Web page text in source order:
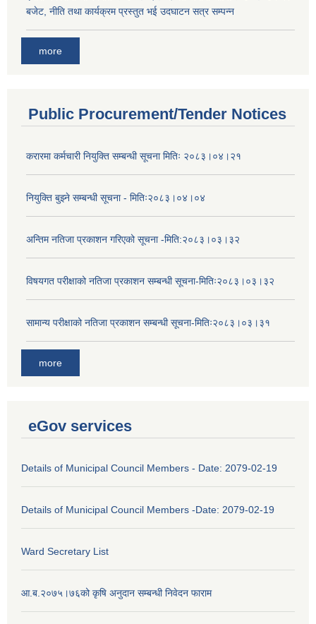
बजेट, नीति तथा कार्यक्रम प्रस्तुत भई उदघाटन सत्र सम्पन्न
more
Public Procurement/Tender Notices
करारमा कर्मचारी नियुक्ति सम्बन्धी सूचना मितिः २०८३।०४।२१
नियुक्ति बुझ्ने सम्बन्धी सूचना - मितिः२०८३।०४।०४
अन्तिम नतिजा प्रकाशन गरिएको सूचना -मिति:२०८३।०३।३२
विषयगत परीक्षाको नतिजा प्रकाशन सम्बन्धी सूचना-मितिः२०८३।०३।३२
सामान्य परीक्षाको नतिजा प्रकाशन सम्बन्धी सूचना-मितिः२०८३।०३।३१
more
eGov services
Details of Municipal Council Members - Date: 2079-02-19
Details of Municipal Council Members -Date: 2079-02-19
Ward Secretary List
आ.ब.२०७५।७६को कृषि अनुदान सम्बन्धी निवेदन फाराम